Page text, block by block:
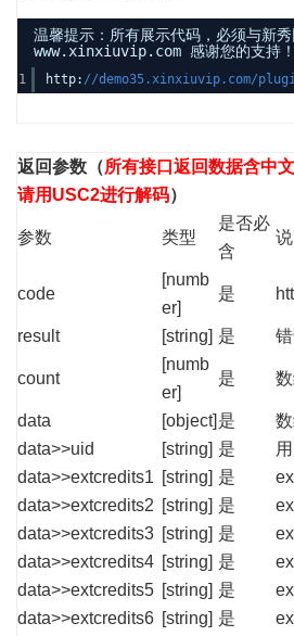
温馨提示：所有展示代码，必须与新
www.xinxiuvip.com 感谢您的支持！
1 http: //demo35.xinxiuvip.com/
返回参数 （所有接口返回数据含中
请用USC2进行解码）
参数 类型
是否必
含
code
[numb
er]
是
result [string] 是
count
[numb
er]
是
data [object] 是
data>>uid
[string] 是
data>>extcredits1 [string] 是
data>>extcredits2 [string] 是
data>>extcredits3 [string] 是
data>>extcredits4 [string] 是
data>>extcredits5 [string] 是
data>>extcredits6 [string] 是